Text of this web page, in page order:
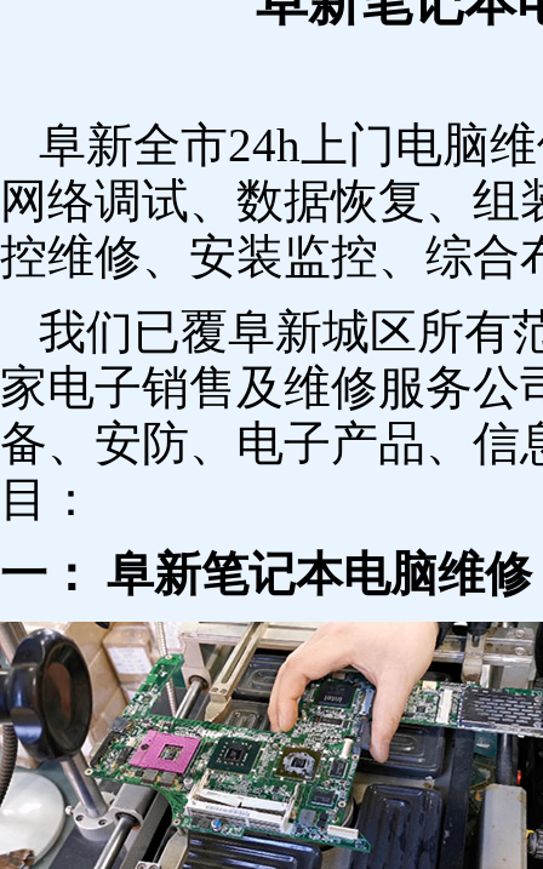
阜新全市24h上门电脑
网络调试、数据恢复、
控维修、安装监控、综合
我们已覆阜新城区所有
家电子销售及维修服务公
备、安防、电子产品、信
目：
一： 阜新笔记本电脑维修